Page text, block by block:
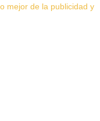
mejor de la publicidad y